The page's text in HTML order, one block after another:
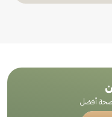
صحة أفضل